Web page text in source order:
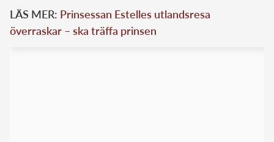
LÄS MER: Prinsessan Estelles utlandsresa
överraskar – ska träffa prinsen